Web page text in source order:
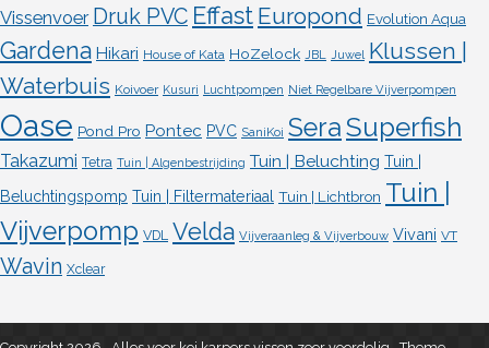
Vissenvoer Druk PVC Effast Europond Evolution Aqua
Gardena Hikari House of Kata HoZelock JBL Juwel Klussen |
Waterbuis Koivoer Kusuri Luchtpompen Niet Regelbare Vijverpompen
Oase Pond Pro Pontec PVC SaniKoi SeraSuperfish
Takazumi Tetra Tuin | Algenbestrijding Tuin | Beluchting Tuin |
Beluchtingspomp Tuin | Filtermateriaal Tuin | Lichtbron Tuin |
Vijverpomp VDL Velda Vijveraanleg & Vijverbouw Vivani VT
Wavin Xclear